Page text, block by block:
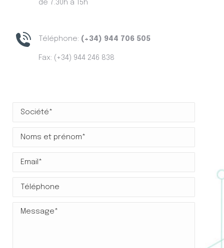
de 7.30h à 15h
Téléphone: (+34) 944 706 505
Fax: (+34) 944 246 838